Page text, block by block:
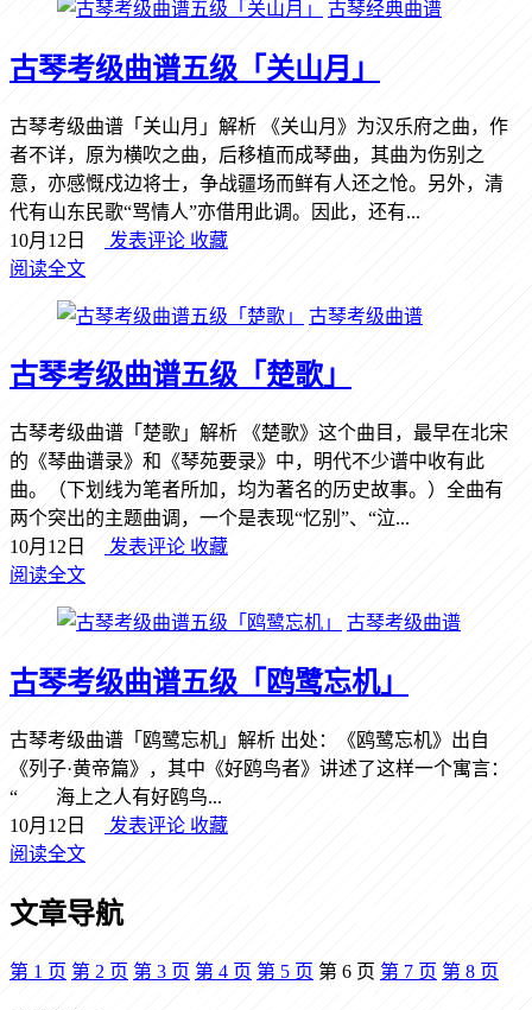
古琴经典曲谱
古琴考级曲谱五级「关山月」
古琴考级曲谱「关山月」解析 《关山月》为汉乐府之曲，作
者不详，原为横吹之曲，后移植而成琴曲，其曲为伤别之
意，亦感慨戍边将士，争战疆场而鲜有人还之怆。另外，清
代有山东民歌“骂情人”亦借用此调。因此，还有...
10月12日
发表评论 收藏
阅读全文
古琴考级曲谱
古琴考级曲谱五级「楚歌」
古琴考级曲谱「楚歌」解析 《楚歌》这个曲目，最早在北宋
的《琴曲谱录》和《琴苑要录》中，明代不少谱中收有此
曲。（下划线为笔者所加，均为著名的历史故事。）全曲有
两个突出的主题曲调，一个是表现“忆别”、“泣...
10月12日
发表评论 收藏
阅读全文
古琴考级曲谱
古琴考级曲谱五级「鸥鹭忘机」
古琴考级曲谱「鸥鹭忘机」解析 出处：《鸥鹭忘机》出自
《列子·黄帝篇》，其中《好鸥鸟者》讲述了这样一个寓言：
“ 海上之人有好鸥鸟...
10月12日
发表评论 收藏
阅读全文
文章导航
第 1 页 第 2 页 第 3 页 第 4 页 第 5 页 第 6 页 第 7 页 第 8 页